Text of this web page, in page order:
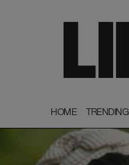
HOME
HOME TRENDING
TRENDING